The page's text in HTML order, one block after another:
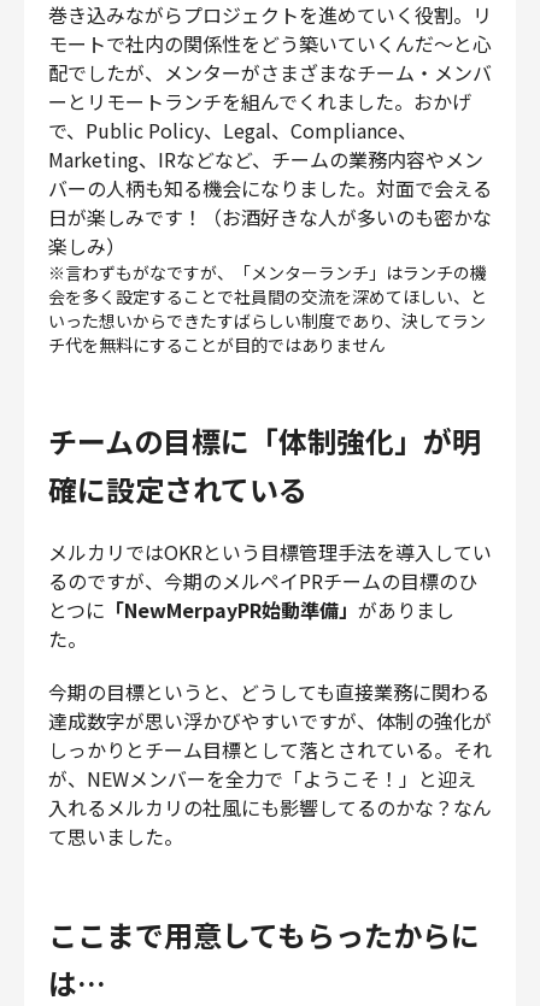
巻き込みながらプロジェクトを進めていく役割。リ
モートで社内の関係性をどう築いていくんだ〜と心
配でしたが、メンターがさまざまなチーム・メンバ
ーとリモートランチを組んでくれました。おかげ
で、Public Policy、Legal、Compliance、
Marketing、IRなどなど、チームの業務内容やメン
バーの人柄も知る機会になりました。対面で会える
日が楽しみです！（お酒好きな人が多いのも密かな
楽しみ）
※言わずもがなですが、「メンターランチ」はランチの機
会を多く設定することで社員間の交流を深めてほしい、と
いった想いからできたすばらしい制度であり、決してラン
チ代を無料にすることが目的ではありません
チームの目標に「体制強化」が明
確に設定されている
メルカリではOKRという目標管理手法を導入してい
るのですが、今期のメルペイPRチームの目標のひ
とつに 「NewMerpayPR始動準備」 がありまし
た。
今期の目標というと、どうしても直接業務に関わる
達成数字が思い浮かびやすいですが、体制の強化が
しっかりとチーム目標として落とされている。それ
が、NEWメンバーを全力で「ようこそ！」と迎え
入れるメルカリの社風にも影響してるのかな？なん
て思いました。
ここまで用意してもらったからに
は…